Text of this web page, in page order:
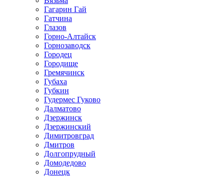
Гагарин Гай
Гатчина
Глазов
Горно-Алтайск
Горнозаводск
Городец
Городище
Гремячинск
Губаха
Губкин
Гудермес Гуково
Далматово
Дзержинск
Дзержинский
Димитровград
Дмитров
Долгопрудный
Домодедово
Донецк